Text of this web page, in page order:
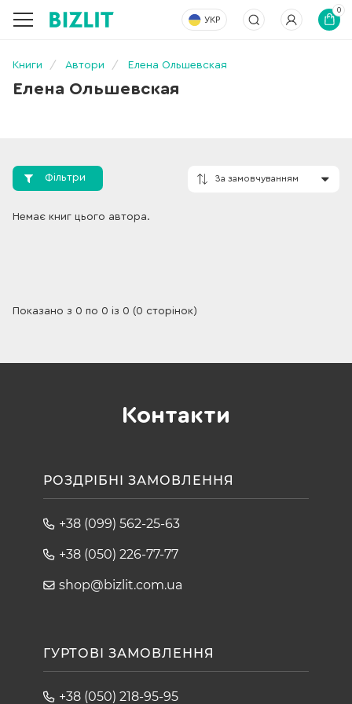
УКР
0
Книги Автори Елена Ольшевская
Елена Ольшевская
Фільтри
Немає книг цього автора.
Показано з 0 по 0 із 0 (0 сторінок)
Контакти
РОЗДРІБНІ ЗАМОВЛЕННЯ
+38 (099) 562-25-63
+38 (050) 226-77-77
shop@bizlit.com.ua
ГУРТОВІ ЗАМОВЛЕННЯ
+38 (050) 218-95-95